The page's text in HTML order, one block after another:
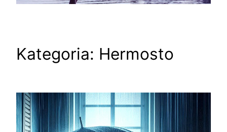
Kategoria: Hermosto